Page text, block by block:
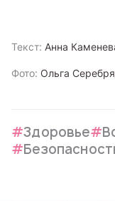
Текст: Анна
Фото: Ольга
Здоровье